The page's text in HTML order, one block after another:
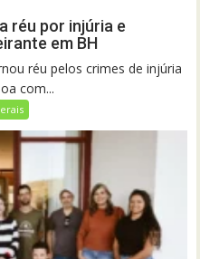
réu por injúria e
em BH
réu pelos crimes de injúria
com...